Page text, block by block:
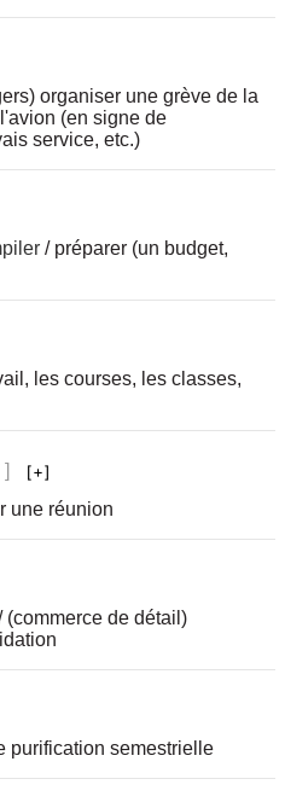
organiser une grève de la
(en signe de
service, etc.)
/ préparer (un budget,
les courses, les classes,
une réunion
de détail)
purification semestrielle